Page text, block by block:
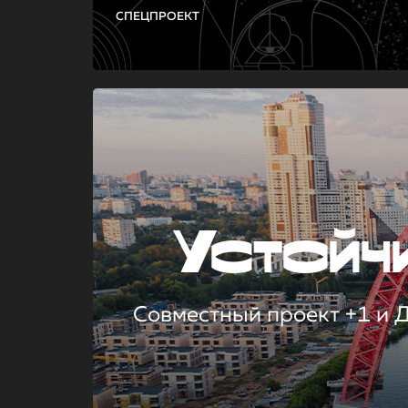
СПЕЦПРОЕКТ
Совместный проект +1 и